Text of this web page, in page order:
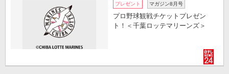
プレゼント マガジン8月号
プロ野球観戦チケットプレゼン
ト！＜千葉ロッテマリーンズ＞